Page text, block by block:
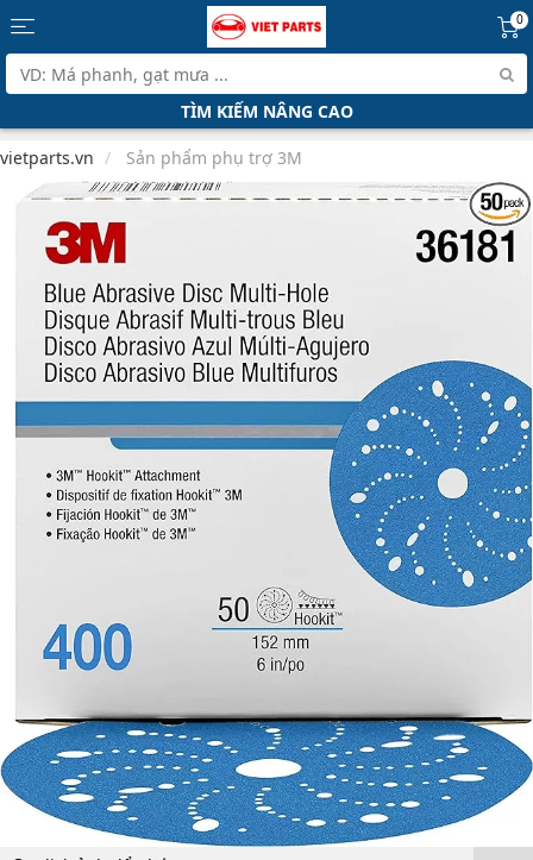
0
TÌM KIẾM NÂNG CAO
vietparts.vn Sản phẩm phụ trợ 3M